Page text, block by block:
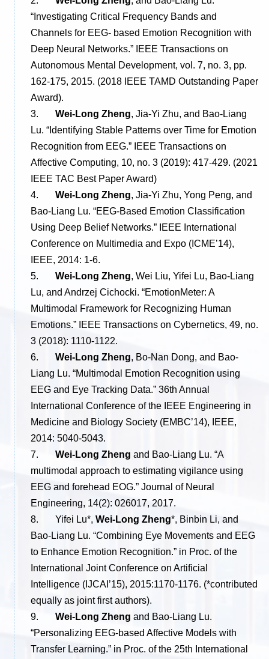
“Investigating Critical Frequency Bands and
Channels for EEG- based Emotion Recognition with
Deep Neural Networks.” IEEE Transactions on
Autonomous Mental Development, vol. 7, no. 3, pp.
162-175, 2015. (2018 IEEE TAMD Outstanding Paper
Award).
3. Wei-Long Zheng, Jia-Yi Zhu, and Bao-Liang
Lu. “Identifying Stable Patterns over Time for Emotion
Recognition from EEG.” IEEE Transactions on
Affective Computing, 10, no. 3 (2019): 417-429. (2021
IEEE TAC Best Paper Award)
4. Wei-Long Zheng, Jia-Yi Zhu, Yong Peng, and
Bao-Liang Lu. “EEG-Based Emotion Classification
Using Deep Belief Networks.” IEEE International
Conference on Multimedia and Expo (ICME’14),
IEEE, 2014: 1-6.
5.
Wei-Long Zheng, Wei Liu, Yifei Lu, Bao-Liang
Lu, and Andrzej Cichocki. “EmotionMeter: A
Multimodal Framework for Recognizing Human
Emotions.” IEEE Transactions on Cybernetics, 49, no.
3 (2018): 1110-1122.
6. Wei-Long Zheng, Bo-Nan Dong, and Bao-
Liang Lu. “Multimodal Emotion Recognition using
EEG and Eye Tracking Data.” 36th Annual
International Conference of the IEEE Engineering in
Medicine and Biology Society (EMBC’14), IEEE,
2014: 5040-5043.
7. Wei-Long Zheng and Bao-Liang Lu. “A
multimodal approach to estimating vigilance using
EEG and forehead EOG.” Journal of Neural
Engineering, 14(2): 026017, 2017.
8. Yifei Lu*, Wei-Long Zheng*, Binbin Li, and
Bao-Liang Lu. “Combining Eye Movements and EEG
to Enhance Emotion Recognition.” in Proc. of the
International Joint Conference on Artificial
Intelligence (IJCAI’15), 2015:1170-1176. (*contributed
equally as joint first authors).
9. Wei-Long Zheng and Bao-Liang Lu.
“Personalizing EEG-based Affective Models with
Transfer Learning.” in Proc. of the 25th International